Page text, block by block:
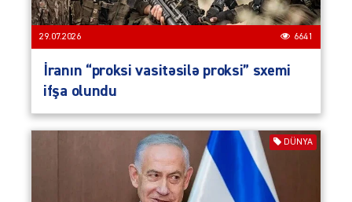
29.07.2026 6641
İranın “proksi vasitəsilə proksi” sxemi
ifşa olundu
DÜNYA